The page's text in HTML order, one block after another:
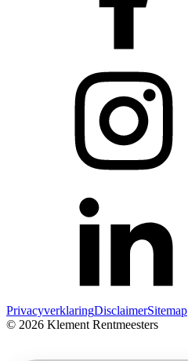
PrivacyverklaringDisclaimerSitemap
© 2026 Klement Rentmeesters